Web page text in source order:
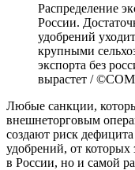
Распределение
России.
удобрений
крупными
экспорта без
вырастет /
Любые санкции,
внешнеторговым
создают риск
удобрений, от которых
в России, но и самой